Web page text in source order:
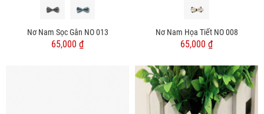
Nơ Nam Sọc Gân NO 013
65,000 ₫
Nơ Nam Họa Tiết NO 008
65,000 ₫